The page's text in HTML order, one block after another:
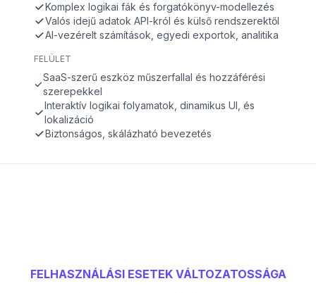
Komplex logikai fák és forgatókönyv-modellezés
Valós idejű adatok API-król és külső rendszerektől
AI-vezérelt számítások, egyedi exportok, analitika
FELÜLET
SaaS-szerű eszköz műszerfallal és hozzáférési
szerepekkel
Interaktív logikai folyamatok, dinamikus UI, és
lokalizáció
Biztonságos, skálázható bevezetés
FELHASZNÁLÁSI ESETEK VÁLTOZATOSSÁGA